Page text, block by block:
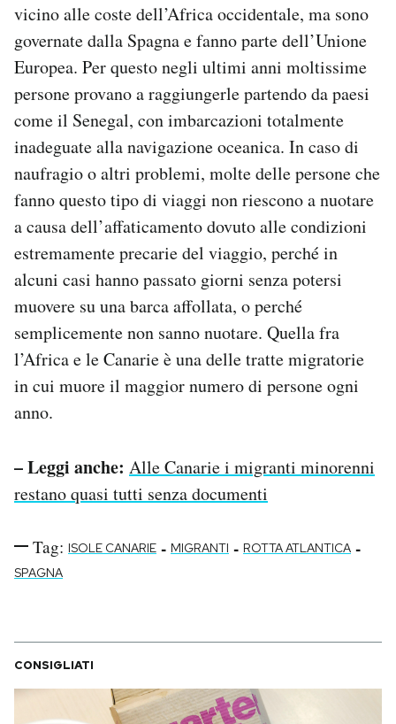
vicino alle coste dell’Africa occidentale, ma sono
governate dalla Spagna e fanno parte dell’Unione
Europea. Per questo negli ultimi anni moltissime
persone provano a raggiungerle partendo da paesi
come il Senegal, con imbarcazioni totalmente
inadeguate alla navigazione oceanica. In caso di
naufragio o altri problemi, molte delle persone che
fanno questo tipo di viaggi non riescono a nuotare
a causa dell’affaticamento dovuto alle condizioni
estremamente precarie del viaggio, perché in
alcuni casi hanno passato giorni senza potersi
muovere su una barca affollata, o perché
semplicemente non sanno nuotare. Quella fra
l’Africa e le Canarie è una delle tratte migratorie
in cui muore il maggior numero di persone ogni
anno.
– Leggi anche: Alle Canarie i migranti minorenni
restano quasi tutti senza documenti
Tag: ISOLE CANARIE - MIGRANTI - ROTTA ATLANTICA -
SPAGNA
CONSIGLIATI